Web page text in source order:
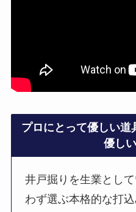
プロにとって優しい道
優し
井戸掘りを生業とし
わず選ぶ本格的な打